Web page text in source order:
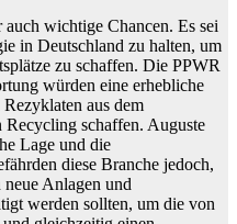
wichtige Chancen. Es sei
in Deutschland zu halten, um
zu schaffen. Die PPWR
würden eine erhebliche
aus dem
Recycling schaffen. Auguste
Lage und die
diese Branche jedoch,
Anlagen und
werden sollten, um die von